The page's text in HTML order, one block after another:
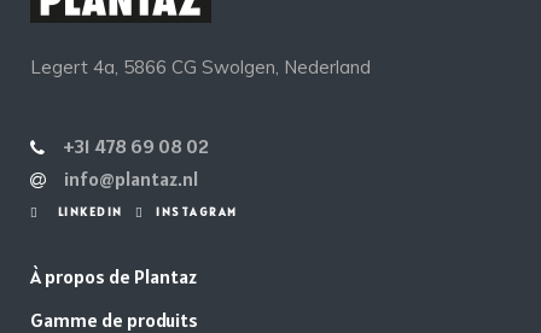
Legert 4a, 5866 CG Swolgen, Nederland
+31 478 69 08 02
info@plantaz.nl
LINKEDIN INSTAGRAM
À propos de Plantaz
Gamme de produits